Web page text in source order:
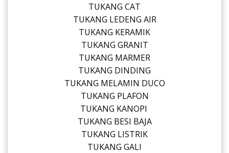
TUKANG CAT
TUKANG LEDENG AIR
TUKANG KERAMIK
TUKANG GRANIT
TUKANG MARMER
TUKANG DINDING
TUKANG MELAMIN DUCO
TUKANG PLAFON
TUKANG KANOPI
TUKANG BESI BAJA
TUKANG LISTRIK
TUKANG GALI